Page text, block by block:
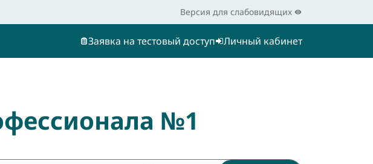
Версия для слабовидящих
Заявка на тестовый доступ Личный кабинет
№1